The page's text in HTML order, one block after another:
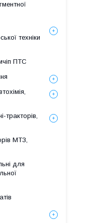
техніки
ПТС
тракторів,
МТЗ,
для